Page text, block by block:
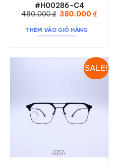
#H00286-C4
480.000₫ Giá
là:
480.000 ₫.
380.000₫Giá
THÊM VÀO GIỎ HÀNG
SALE!